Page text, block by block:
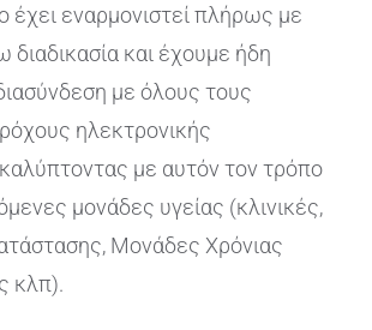
έχει εναρμονιστεί πλήρως με
και έχουμε ήδη
με όλους τους
ηλεκτρονικής
με αυτόν τον τρόπο
μονάδες υγείας (κλινικές,
Μονάδες Χρόνιας
κλπ).